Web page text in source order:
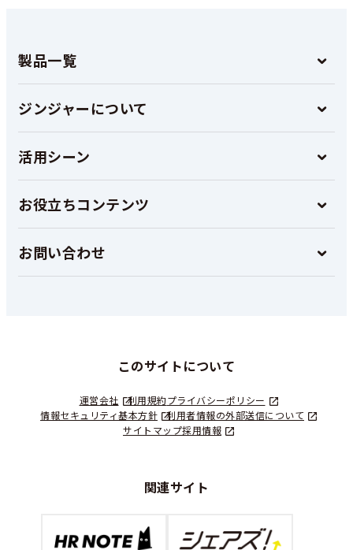
製品一覧
ジンジャーについて
活用シーン
お役立ちコンテンツ
お問い合わせ
このサイトについて
運営会社 利用規約プライバシーポリシー
情報セキュリティ基本方針
利用者情報の外部送信について
サイトマップ採用情報
関連サイト